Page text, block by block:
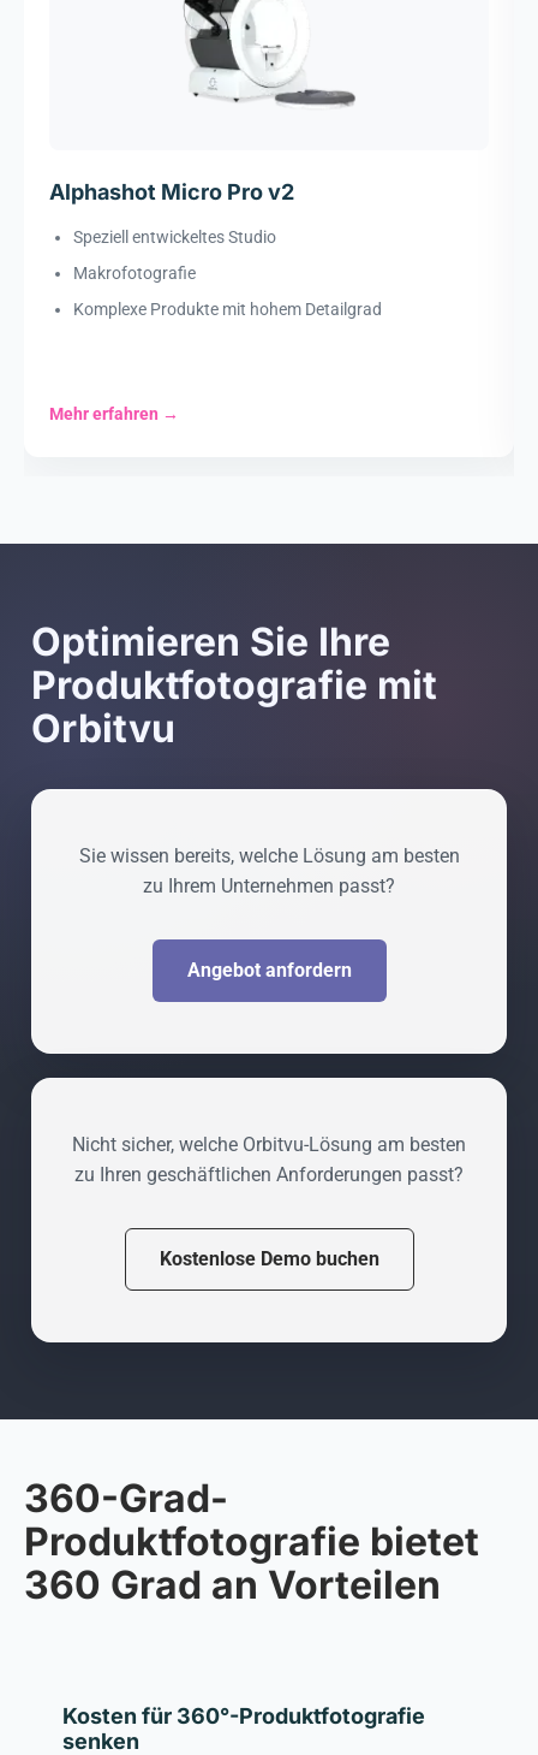
Alphashot Micro Pro v2
Speziell entwickeltes Studio
Makrofotografie
Komplexe Produkte mit hohem Detailgrad
Mehr erfahren →
Optimieren Sie Ihre
Produktfotografie mit
Orbitvu
Sie wissen bereits, welche Lösung am besten
zu Ihrem Unternehmen passt?
Angebot anfordern
Nicht sicher, welche Orbitvu-Lösung am besten
zu Ihren geschäftlichen Anforderungen passt?
Kostenlose Demo buchen
360-Grad-
Produktfotografie bietet
360 Grad an Vorteilen
Kosten für 360°-Produktfotografie
senken